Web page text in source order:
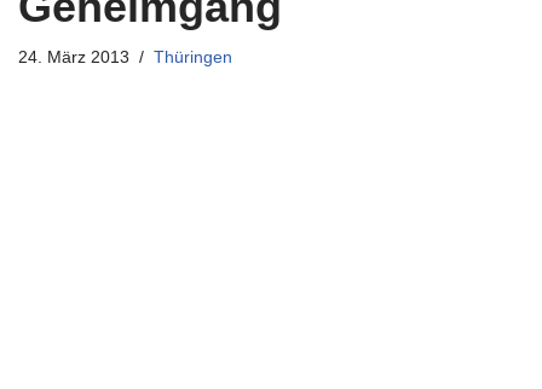
24. März 2013 Thüringen